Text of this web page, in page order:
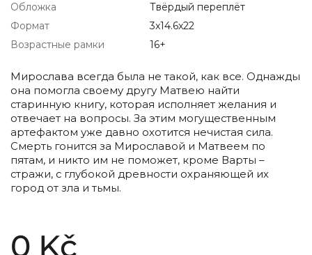
Обложка
Твёрдый переплёт
Формат
3x14.6x22
Возрастные рамки
16+
Мирослава всегда была не такой, как все. Однажды
она помогла своему другу Матвею найти
старинную книгу, которая исполняет желания и
отвечает на вопросы. За этим могущественным
артефактом уже давно охотится нечистая сила.
Смерть гонится за Мирославой и Матвеем по
пятам, и никто им не поможет, кроме Варты –
стражи, с глубокой древности охраняющей их
город от зла и тьмы.
Стандартная цена
0 Kč